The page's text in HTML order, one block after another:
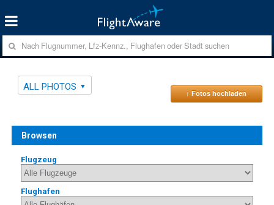
ALL PHOTOS
↑ Fotos hochladen
Browsen
Flugzeug
Flughafen